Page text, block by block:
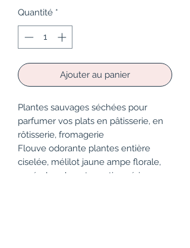
Quantité *
Ajouter au panier
Plantes sauvages séchées pour
parfumer vos plats en pâtisserie, en
rôtisserie, fromagerie
Flouve odorante plantes entière
ciselée, mélilot jaune ampe florale,
aspérule odorante parties aériennes,